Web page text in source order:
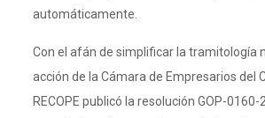
automáticamente.
Con el afán de simplificar la tramitología
acción de la Cámara de Empresarios del
RECOPE publicó la resolución GOP-